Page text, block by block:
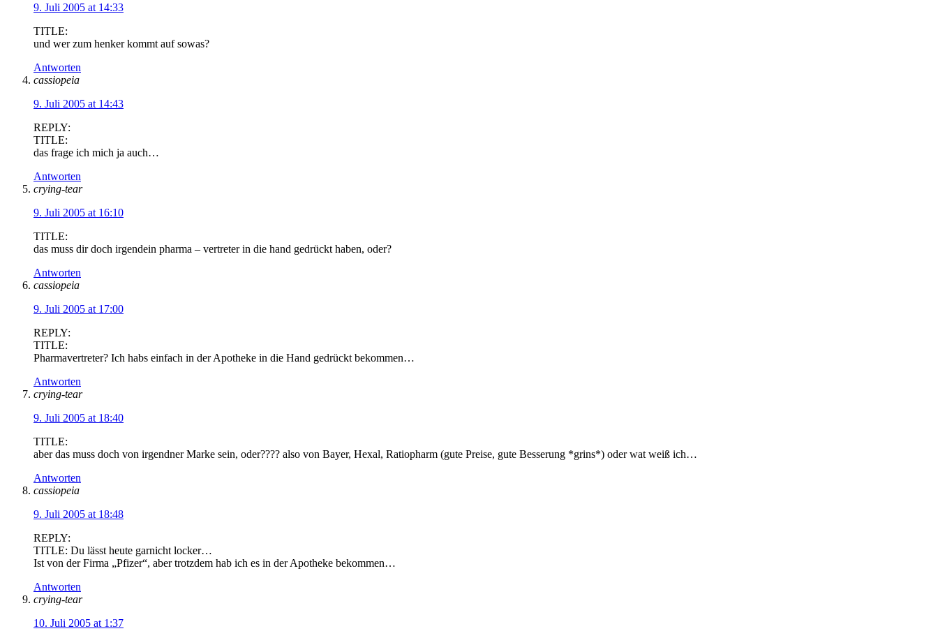
9. Juli 2005 at 14:33
TITLE:
und wer zum henker kommt auf sowas?
Antworten
cassiopeia
9. Juli 2005 at 14:43
REPLY:
TITLE:
das frage ich mich ja auch…
Antworten
crying-tear
9. Juli 2005 at 16:10
TITLE:
das muss dir doch irgendein pharma – vertreter in die hand gedrückt haben, oder?
Antworten
cassiopeia
9. Juli 2005 at 17:00
REPLY:
TITLE:
Pharmavertreter? Ich habs einfach in der Apotheke in die Hand gedrückt bekommen…
Antworten
crying-tear
9. Juli 2005 at 18:40
TITLE:
aber das muss doch von irgendner Marke sein, oder???? also von Bayer, Hexal, Ratiopharm (gute Preise, gute Besserung *grins*) oder wat weiß ich…
Antworten
cassiopeia
9. Juli 2005 at 18:48
REPLY:
TITLE: Du lässt heute garnicht locker…
Ist von der Firma „Pfizer“, aber trotzdem hab ich es in der Apotheke bekommen…
Antworten
crying-tear
10. Juli 2005 at 1:37